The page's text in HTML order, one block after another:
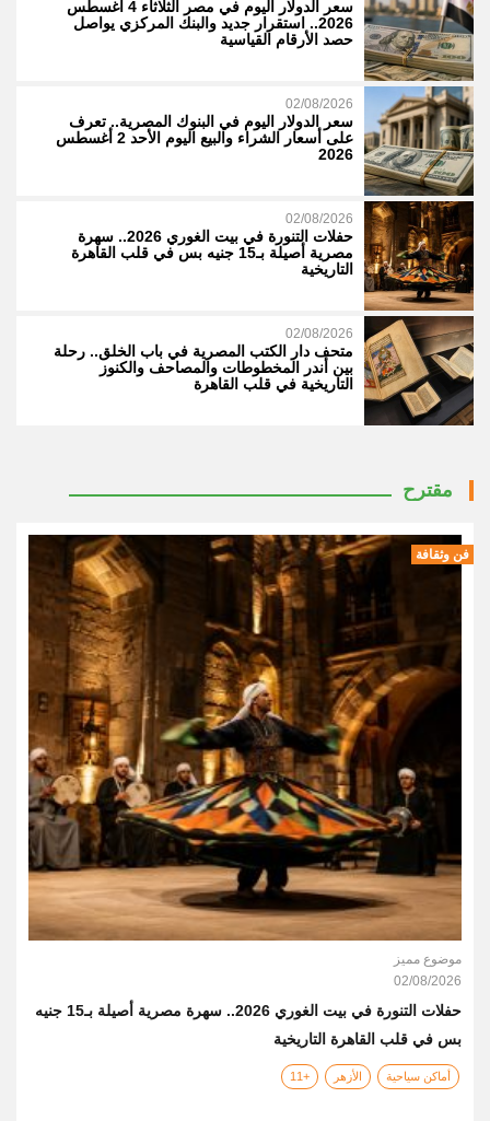
سعر الدولار اليوم في مصر الثلاثاء 4 أغسطس
2026.. استقرار جديد والبنك المركزي يواصل
حصد الأرقام القياسية
02/08/2026
سعر الدولار اليوم في البنوك المصرية.. تعرف
على أسعار الشراء والبيع اليوم الأحد 2 أغسطس
2026
02/08/2026
حفلات التنورة في بيت الغوري 2026.. سهرة
مصرية أصيلة بـ15 جنيه بس في قلب القاهرة
التاريخية
02/08/2026
متحف دار الكتب المصرية في باب الخلق.. رحلة
بين أندر المخطوطات والمصاحف والكنوز
التاريخية في قلب القاهرة
مقترح
فن وثقافة
موضوع مميز
02/08/2026
حفلات التنورة في بيت الغوري 2026.. سهرة مصرية أصيلة بـ15 جنيه
بس في قلب القاهرة التاريخية
أماكن سياحية الأزهر +11